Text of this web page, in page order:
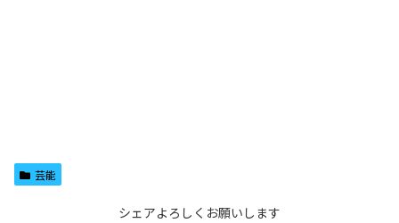
芸能
シェアよろしくお願いします